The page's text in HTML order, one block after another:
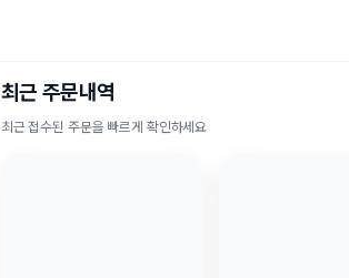
최근 주문내역
최근 접수된 주문을 빠르게 확인하세요